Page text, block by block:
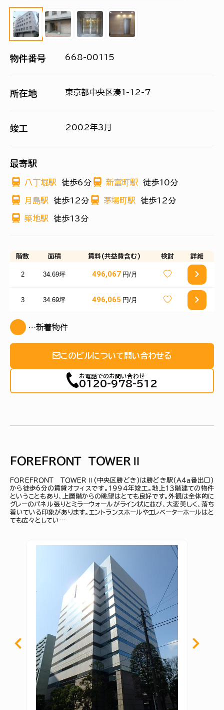
物件番号 668-00115
所在地 東京都中央区湊1-12-7
竣工 2002年3月
最寄駅
八丁堀駅 徒歩6分 新富町駅 徒歩10分
月島駅 徒歩12分 茅場町駅 徒歩12分
築地駅 徒歩13分
階数 面積 賃料(共益費含む) 検討 詳細
2 34.69坪 496,067 円/月
3 34.69坪 496,065 円/月
…新着物件
このビルについて問い合わせる
お電話でのお問い合わせ
0120-978-512
ＦＯＲＥＦＲＯＮＴ ＴＯＷＥＲⅡ
ＦＯＲＥＦＲＯＮＴ ＴＯＷＥＲⅡ(中央区勝どき)は勝どき駅(Ａ４ａ番出口)
から徒歩6分の賃貸オフィスです。１９９４年竣工。地上１３階建ての物件
ということもあり、上層階からの眺望はとても良好です。外観は全体的に
グレーのパネル張りとミラーウォールがライン状に並び、大変美しく、落ち
着いている印象があります。エントランスホールやエレベーターホールはと
ても広々としてい…